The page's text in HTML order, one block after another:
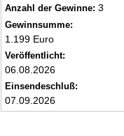
Anzahl der Gewinne: 3
Gewinnsumme:
1.199 Euro
Veröffentlicht:
06.08.2026
Einsendeschluß:
07.09.2026